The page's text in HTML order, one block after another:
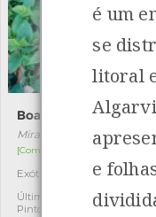
Boas-noites
Mirabilis jalapa
[Comum]
Exótica
Última observação por: Laura
Pinto
é um
se
litoral
e